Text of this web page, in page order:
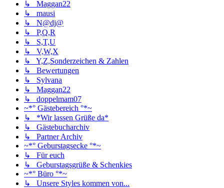
↳ Maggan22
↳ mausi
↳ N@dj@
↳ P,Q,R
↳ S,T,U
↳ V,W,X
↳ Y,Z,Sonderzeichen & Zahlen
↳ Bewertungen
↳ Sylvana
↳ Maggan22
↳ doppelmam07
~*° Gästebereich °*~
↳ *Wir lassen Grüße da*
↳ Gästebucharchiv
↳ Partner Archiv
~*° Geburstagsecke °*~
↳ Für euch
↳ Geburstagsgrüße & Schenkies
~*° Büro °*~
↳ Unsere Styles kommen von...